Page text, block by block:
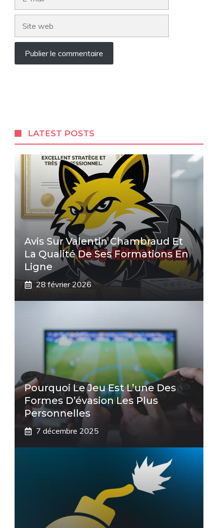
LATEST POSTS
Avis Sur Valentin Chambraud Et
La Qualité De Ses Formations En
Ligne
28 février 2026
Pourquoi Le Jeu Est L’une Des
Formes D’évasion Les Plus
Personnelles
7 décembre 2025